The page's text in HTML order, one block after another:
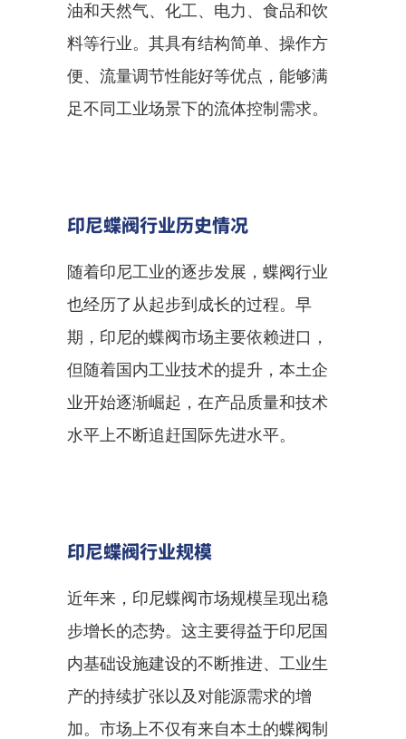
油和天然气、化工、电力、食品和饮
料等行业。其具有结构简单、操作方
便、流量调节性能好等优点，能够满
足不同工业场景下的流体控制需求。
印尼蝶阀行业历史情况
随着印尼工业的逐步发展，蝶阀行业
也经历了从起步到成长的过程。早
期，印尼的蝶阀市场主要依赖进口，
但随着国内工业技术的提升，本土企
业开始逐渐崛起，在产品质量和技术
水平上不断追赶国际先进水平。
印尼蝶阀行业规模
近年来，印尼蝶阀市场规模呈现出稳
步增长的态势。这主要得益于印尼国
内基础设施建设的不断推进、工业生
产的持续扩张以及对能源需求的增
加。市场上不仅有来自本土的蝶阀制